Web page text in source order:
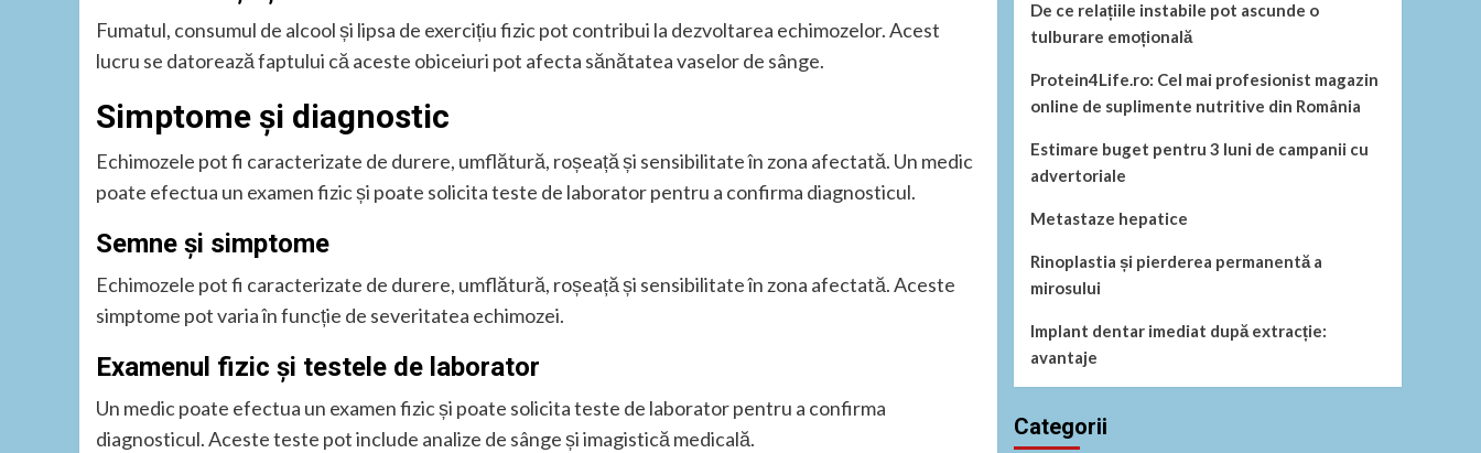
Fumatul, consumul de alcool și lipsa de exercițiu fizic pot contribui la dezvoltarea echimozelor. Acest
lucru se datorează faptului că aceste obiceiuri pot afecta sănătatea vaselor de sânge.
Simptome și diagnostic
Echimozele pot fi caracterizate de durere, umflătură, roșeață și sensibilitate în zona afectată. Un medic
poate efectua un examen fizic și poate solicita teste de laborator pentru a confirma diagnosticul.
Semne și simptome
Echimozele pot fi caracterizate de durere, umflătură, roșeață și sensibilitate în zona afectată. Aceste
simptome pot varia în funcție de severitatea echimozei.
Examenul fizic și testele de laborator
Un medic poate efectua un examen fizic și poate solicita teste de laborator pentru a confirma
diagnosticul. Aceste teste pot include analize de sânge și imagistică medicală.
De ce relațiile instabile pot ascunde o
tulburare emoțională
Protein4Life.ro: Cel mai profesionist magazin
online de suplimente nutritive din România
Estimare buget pentru 3 luni de campanii cu
advertoriale
Metastaze hepatice
Rinoplastia și pierderea permanentă a
mirosului
Implant dentar imediat după extracție:
avantaje
Categorii